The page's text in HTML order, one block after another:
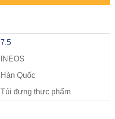
7.5
INEOS
Hàn Quốc
Túi đựng thực phẩm